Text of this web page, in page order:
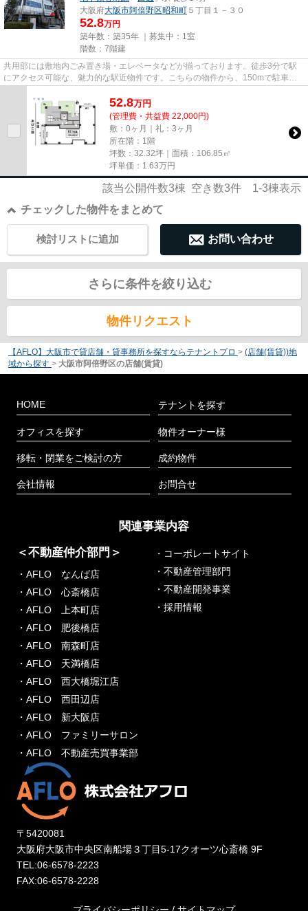
大阪府大阪市阿倍野区昭和町 ５丁目１－３０
52.8万円
築年数：築35年 ｜募集中： 1室
階数：7階建
共用部には敷地内ごみ置き場・エレベータなどが揃っております。徒歩3分で駅
にアクセス可能な、魅力的な駅近物件です。こちらの物件から、150mで駐車場
です。2駅利用可能な物件で移動...
52.8万円
(管理費・共益費 22,000円)
敷：0ヶ月｜礼：3ヶ月
所在階：1階
坪数：32.32坪｜面積：106.85㎡
坪単価： 1.63万円
該当公開件数3棟 空き数3件 1-3棟表示
チェックした物件をまとめて
お問い合わせ
検討リストに追加
さらに条件を絞り込む
物件リクエスト
【AFLO】大阪市で貸店舗・貸事務所を探すならテナントプロ > (店舗(賃貸))地
域から探す > 大阪市阿倍野区の店舗(賃貸)
HOME
オフィスを探す
移転・閉業をご検討の方
会社情報
テナントを探す
物件オーナー様
成約物件
お問合せ
関連事業内容
＜不動産仲介部門＞
・AFLO なんば店
・AFLO 心斎橋店
・AFLO 上本町店
・AFLO 肥後橋店
・AFLO 南森町店
・AFLO 天満橋店
・AFLO 西大橋堀江店
・AFLO 西田辺店
・AFLO 新大阪店
・AFLO ファミリーサロン
・AFLO 不動産売買事業部
・コーポレートサイト
・不動産管理部門
・不動産開発事業
・採用情報
〒5420081
大阪府大阪市中央区南船場３丁目5-17クオーツ心斎橋 9F
TEL:06-6578-2223
FAX:06-6578-2228